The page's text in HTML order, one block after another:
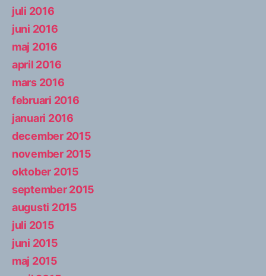
juli 2016
juni 2016
maj 2016
april 2016
mars 2016
februari 2016
januari 2016
december 2015
november 2015
oktober 2015
september 2015
augusti 2015
juli 2015
juni 2015
maj 2015